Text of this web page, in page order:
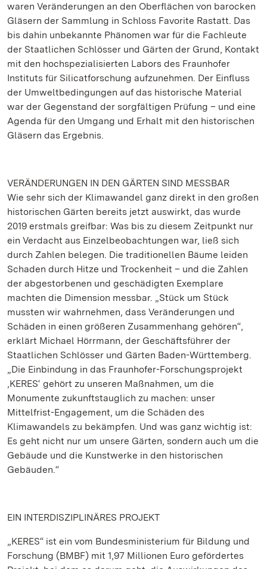
waren Veränderungen an den Oberflächen von barocken
Gläsern der Sammlung in Schloss Favorite Rastatt. Das
bis dahin unbekannte Phänomen war für die Fachleute
der Staatlichen Schlösser und Gärten der Grund, Kontakt
mit den hochspezialisierten Labors des Fraunhofer
Instituts für Silicatforschung aufzunehmen. Der Einfluss
der Umweltbedingungen auf das historische Material
war der Gegenstand der sorgfältigen Prüfung – und eine
Agenda für den Umgang und Erhalt mit den historischen
Gläsern das Ergebnis.
VERÄNDERUNGEN IN DEN GÄRTEN SIND MESSBAR
Wie sehr sich der Klimawandel ganz direkt in den großen
historischen Gärten bereits jetzt auswirkt, das wurde
2019 erstmals greifbar: Was bis zu diesem Zeitpunkt nur
ein Verdacht aus Einzelbeobachtungen war, ließ sich
durch Zahlen belegen. Die traditionellen Bäume leiden
Schaden durch Hitze und Trockenheit – und die Zahlen
der abgestorbenen und geschädigten Exemplare
machten die Dimension messbar. „Stück um Stück
mussten wir wahrnehmen, dass Veränderungen und
Schäden in einen größeren Zusammenhang gehören“,
erklärt Michael Hörrmann, der Geschäftsführer der
Staatlichen Schlösser und Gärten Baden-Württemberg.
„Die Einbindung in das Fraunhofer-Forschungsprojekt
‚KERES‘ gehört zu unseren Maßnahmen, um die
Monumente zukunftstauglich zu machen: unser
Mittelfrist-Engagement, um die Schäden des
Klimawandels zu bekämpfen. Und was ganz wichtig ist:
Es geht nicht nur um unsere Gärten, sondern auch um die
Gebäude und die Kunstwerke in den historischen
Gebäuden.“
EIN INTERDISZIPLINÄRES PROJEKT
„KERES“ ist ein vom Bundesministerium für Bildung und
Forschung (BMBF) mit 1,97 Millionen Euro gefördertes